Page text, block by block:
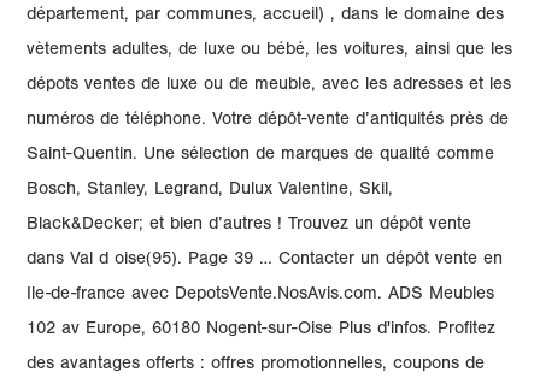
département, par communes, accueil) , dans le domaine des
vètements adultes, de luxe ou bébé, les voitures, ainsi que les
dépots ventes de luxe ou de meuble, avec les adresses et les
numéros de téléphone. Votre dépôt-vente d’antiquités près de
Saint-Quentin. Une sélection de marques de qualité comme
Bosch, Stanley, Legrand, Dulux Valentine, Skil,
Black&Decker; et bien d’autres ! Trouvez un dépôt vente
dans Val d oise(95). Page 39 … Contacter un dépôt vente en
Ile-de-france avec DepotsVente.NosAvis.com. ADS Meubles
102 av Europe, 60180 Nogent-sur-Oise Plus d'infos. Profitez
des avantages offerts : offres promotionnelles, coupons de